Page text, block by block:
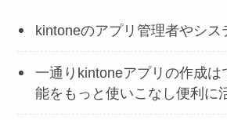
kintoneのアプリ管理者やシス
一通りkintoneアプリの作成は
能をもっと使いこなし便利に